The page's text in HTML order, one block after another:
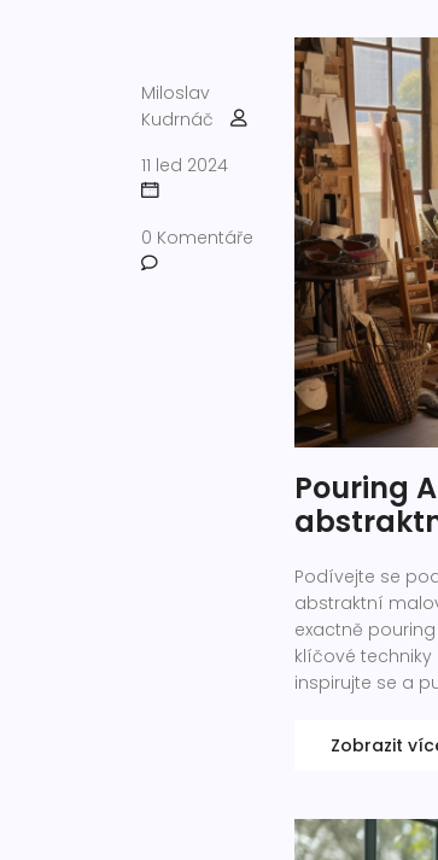
Miloslav
Kudrnáč
11 led 2024
0 Komentáře
Pouring
Podívejte se
abstraktní
exactně
klíčové
inspirujte se a
Zobrazit